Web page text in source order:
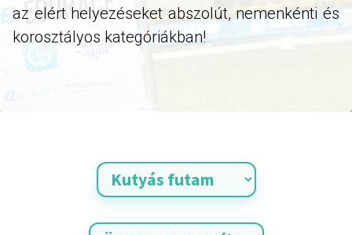
az elért helyezéseket abszolút, nemenkénti és
korosztályos kategóriákban!